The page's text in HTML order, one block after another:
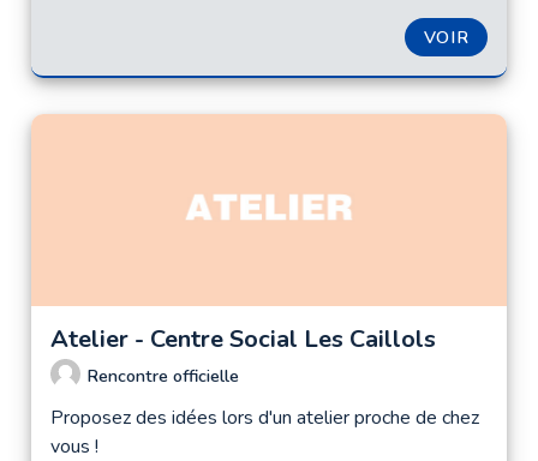
VOIR
Atelier - Centre Social Les Caillols
Rencontre officielle
Proposez des idées lors d'un atelier proche de chez
vous !